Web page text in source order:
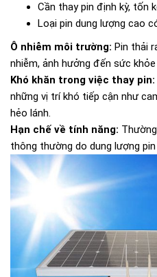
Cần thay pin định kỳ, tốn
Loại pin dung lượng cao
Ô nhiễm môi trường: Pin thải
nhiễm, ảnh hưởng đến sức
Khó khăn trong việc thay pin:
những vị trí khó tiếp cận như
hẻo lánh.
Hạn chế về tính năng:
thông thường do dung lượng pin